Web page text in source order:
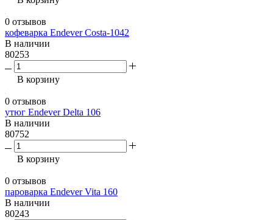
0 отзывов
кофеварка Endever Costa-1042
В наличии
80253
В корзину
0 отзывов
утюг Endever Delta 106
В наличии
80752
В корзину
0 отзывов
пароварка Endever Vita 160
В наличии
80243